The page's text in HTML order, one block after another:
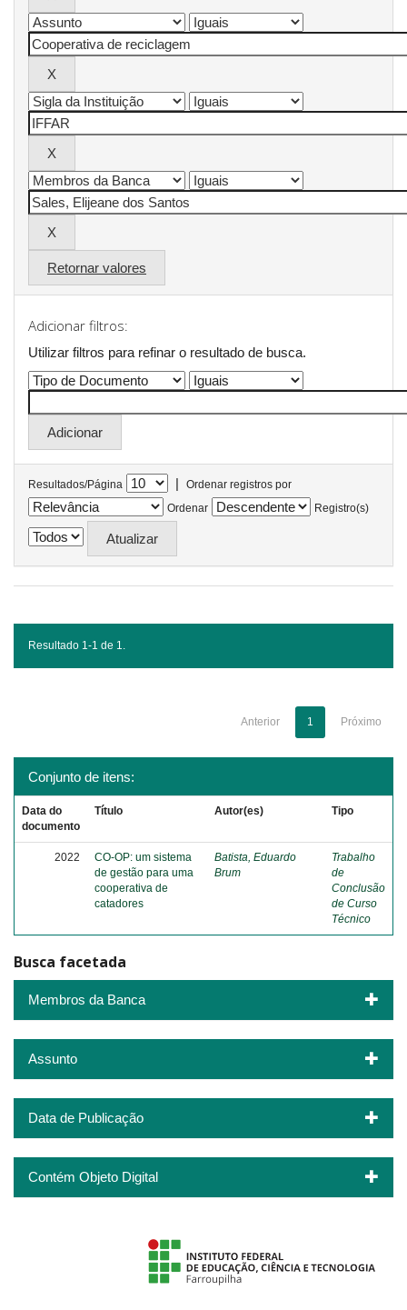
Retornar valores
Adicionar filtros:
Utilizar filtros para refinar o resultado de busca.
Resultados/Página |
Ordenar registros por
Ordenar
Registro(s)
Resultado 1-1 de 1.
Anterior 1 Próximo
Conjunto de itens:
Data do
documento
Título Autor(es) Tipo
2022
CO-OP: um sistema
de gestão para uma
cooperativa de
catadores
Batista, Eduardo
Brum
Trabalho
de
Conclusão
de Curso
Técnico
Busca facetada
Membros da Banca
Assunto
Data de Publicação
Contém Objeto Digital